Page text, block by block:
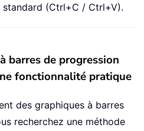
(Ctrl+C / Ctrl+V).
barres de progression
fonctionnalité pratique
des graphiques à barres
recherchez une méthode